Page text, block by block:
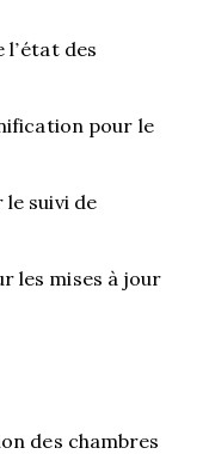
l’état des
pour le
suivi de
les mises à jour
des chambres